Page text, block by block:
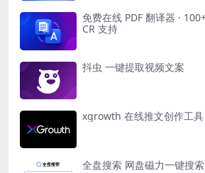
免费在线 PDF 翻译器 ·
CR 支持
抖虫 一键提取视频文案
xgrowth 在线推文创作工具
全盘搜索 网盘磁力一键搜索